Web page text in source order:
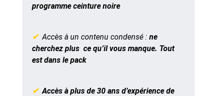
programme ceinture noire
✔ Accès à un contenu condensé : ne
cherchez plus ce qu’il vous manque. Tout
est dans le pack
✔Accès à plus de 30 ans d’expérience de